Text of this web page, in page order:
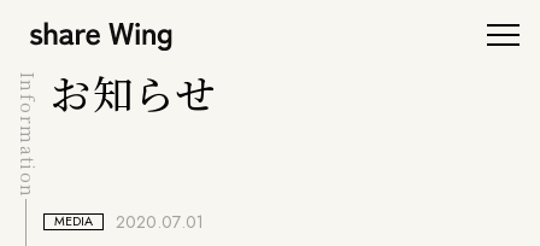
Information お知らせ
MEDIA 2020.07.01